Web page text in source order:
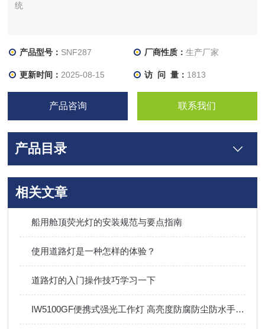
统
产品型号： SNF287 厂商性质： 生产厂家
更新时间： 2025-08-15 访 问 量： 1813
产品咨询 联系我们
产品目录
相关文章
船用舱顶荧光灯的安装规范与要点指南​
使用道路灯是一种怎样的体验？
道路灯的入门操作技巧学习一下
IW5100GF便携式强光工作灯 高亮度防腐防尘防水手提灯